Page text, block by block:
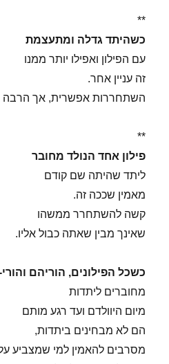
**
כשהיתד גדלה ומתעצמת
עם הפילון ואפילו יותר ממנו
זה עניין אחר.
השתחררות אפשרית, אך הרבה
**
פילון אחד הנולד מחובר
ליתד שהיתה שם קודם
מאמין שככה זה.
קשה להשתחרר ממשהו
שאינך מבין שאתה כבול אליו.
כשכל הפילונים, הוריהם
מחוברים ליתדות
מיום היוולדם ועד רגע מותם
הם לא מבחינים ביתדות,
מסרבים להאמין למי שמצביע